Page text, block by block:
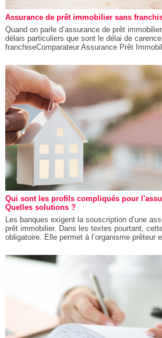
Assurance de prêt immobilier sans
Quand on parle d’assurance de prêt
délais particuliers que sont le délai de
franchiseComparateur Assurance Prêt
Qui sont les profils compliqués pour
Quelles solutions ?
Les banques exigent la souscription d’une
prêt immobilier. Dans les textes pourtant,
obligatoire. Elle permet à l’organisme prêteur